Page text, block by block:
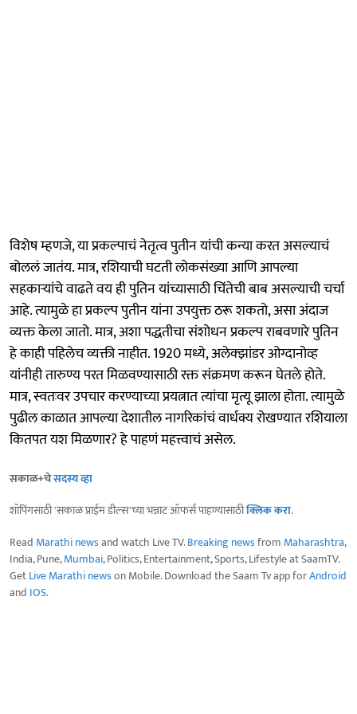
विशेष म्हणजे, या प्रकल्पाचं नेतृत्व पुतीन यांची कन्या करत असल्याचं
बोललं जातंय. मात्र, रशियाची घटती लोकसंख्या आणि आपल्या
सहकाऱ्यांचे वाढते वय ही पुतिन यांच्यासाठी चिंतेची बाब असल्याची चर्चा
आहे. त्यामुळे हा प्रकल्प पुतीन यांना उपयुक्त ठरू शकतो, असा अंदाज
व्यक्त केला जातो. मात्र, अशा पद्धतीचा संशोधन प्रकल्प राबवणारे पुतिन
हे काही पहिलेच व्यक्ती नाहीत. 1920 मध्ये, अलेक्झांडर ओग्दानोव्ह
यांनीही तारुण्य परत मिळवण्यासाठी रक्त संक्रमण करून घेतले होते.
मात्र, स्वतःवर उपचार करण्याच्या प्रयत्नात त्यांचा मृत्यू झाला होता. त्यामुळे
पुढील काळात आपल्या देशातील नागरिकांचं वार्धक्य रोखण्यात रशियाला
कितपत यश मिळणार? हे पाहणं महत्त्वाचं असेल.
सकाळ+चेसदस्य व्हा
शॉपिंगसाठी 'सकाळ प्राईम डील्स'च्या भन्नाट ऑफर्स पाहण्यासाठीक्लिक करा.
Read Marathi newsand watch Live TV.Breaking newsfrom Maharashtra,
India, Pune,Mumbai, Politics, Entertainment, Sports, Lifestyle at SaamTV.
GetLive Marathi newson Mobile. Download the Saam Tv app forAndroid
and IOS.